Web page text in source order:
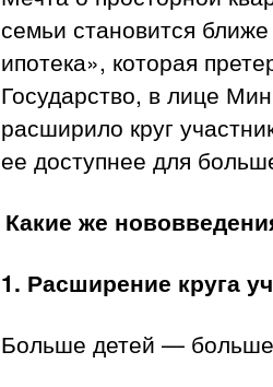
семьи становится
ипотека», которая
Государство, в лице
расширило круг
ее доступнее для
Какие же
1. Расширение круга
Больше детей —